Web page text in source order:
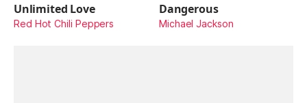
Unlimited Love
Red Hot Chili Peppers
Dangerous
Michael Jackson